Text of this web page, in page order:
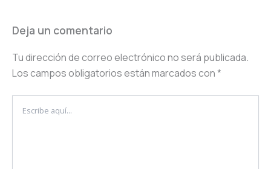
Deja un comentario
Tu dirección de correo electrónico no será publicada.
Los campos obligatorios están marcados con*
aquí...